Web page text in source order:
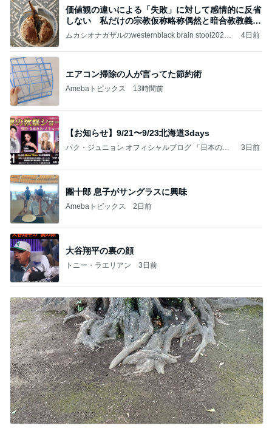
価値観の違いによる「失敗」に対して感情的に反省
しない 私だけの宗教仮称略称偶然と暗合教教義候
補
ムカシオナガザルのwesternblack brain stool2024
ガザル
4日前
エアコン掃除の人が言ってた節約術
Amebaトピックス 13時間前
【お知らせ】9/21〜9/23北海道3days
パク・ジュニョン オフィシャルブログ 「日本の
3日前
團十郎 息子がサングラスに興味
Amebaトピックス 2日前
大谷翔平の裏の顔
トニー・ラエリアン 3日前